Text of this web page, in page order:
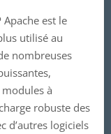
sous
Ubuntu
Apache est le
utilisé au
nombreuses
à
robuste des
d’autres logiciels